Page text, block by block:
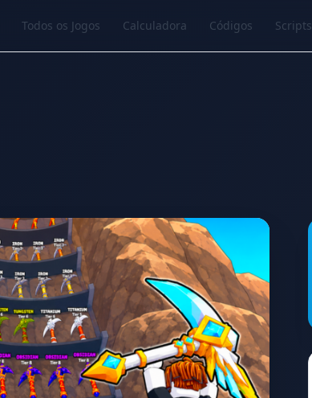
Todos os Jogos Calculadora Códigos Scripts